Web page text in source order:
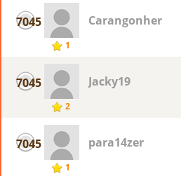
7045
1
Carangonher
7045
2
Jacky19
7045
1
para14zer